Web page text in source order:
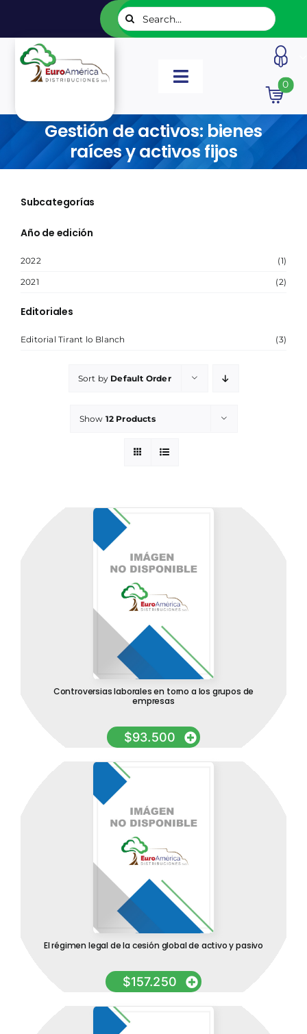
contenido
Buscar:
Toggle
INICIO
NUESTROS LIBROS
EDITORIALES
NOSOTROS
0
Gestión de activos: bienes
raíces y activos fijos
Subcategorías
Año de edición
2022 (1)
2021 (2)
Editoriales
Editorial Tirant lo Blanch (3)
Sort by Default Order
Show 12 Products
Controversias laborales en torno a los grupos de
empresas
$93.500
El régimen legal de la cesión global de activo y pasivo
$157.250